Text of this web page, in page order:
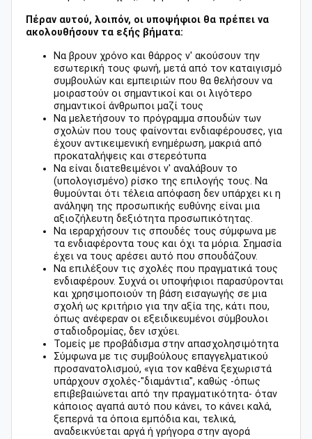
Πέραν αυτού, λοιπόν, οι υποψήφιοι θα πρέπει να
ακολουθήσουν τα εξής βήματα:
Να βρουν χρόνο και θάρρος ν' ακούσουν την
εσωτερική τους φωνή, μετά από τον καταιγισμό
συμβουλών και εμπειριών που θα θελήσουν να
μοιραστούν οι σημαντικοί και οι λιγότερο
σημαντικοί άνθρωποι μαζί τους
Να μελετήσουν το πρόγραμμα σπουδών των
σχολών που τους φαίνονται ενδιαφέρουσες, για
έχουν αντικειμενική ενημέρωση, μακριά από
προκαταλήψεις και στερεότυπα
Να είναι διατεθειμένοι ν' αναλάβουν το
(υπολογισμένο) ρίσκο της επιλογής τους. Να
θυμούνται ότι τέλεια απόφαση δεν υπάρχει κι η
ανάληψη της προσωπικής ευθύνης είναι μια
αξιοζήλευτη δεξιότητα προσωπικότητας.
Να ιεραρχήσουν τις σπουδές τους σύμφωνα με
τα ενδιαφέροντα τους και όχι τα μόρια. Σημασία
έχει να τους αρέσει αυτό που σπουδάζουν.
Να επιλέξουν τις σχολές που πραγματικά τους
ενδιαφέρουν. Συχνά οι υποψήφιοι παρασύρονται
και χρησιμοποιούν τη βάση εισαγωγής σε μια
σχολή ως κριτήριο για την αξία της, κάτι που,
όπως ανέφεραν οι εξειδικευμένοι σύμβουλοι
σταδιοδρομίας, δεν ισχύει.
Τομείς με προβάδισμα στην απασχολησιμότητα
Σύμφωνα με τις συμβούλους επαγγελματικού
προσανατολισμού, «για τον καθένα ξεχωριστά
υπάρχουν σχολές-"διαμάντια", καθώς -όπως
επιβεβαιώνεται από την πραγματικότητα- όταν
κάποιος αγαπά αυτό που κάνει, το κάνει καλά,
ξεπερνά τα όποια εμπόδια και, τελικά,
αναδεικνύεται αργά ή γρήγορα στην αγορά